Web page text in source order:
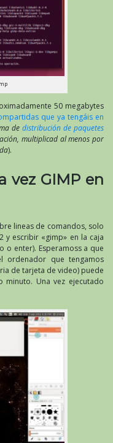
50 megabytes
que ya tengáis en
de distribución de paquetes
multiplicad al menos por
).
vez GIMP en
lineas de comandos, solo
y escribir «gimp» en la caja
o enter). Esperamoss a que
ordenador que tengamos
de tarjeta de video) puede
minuto. Una vez ejecutado